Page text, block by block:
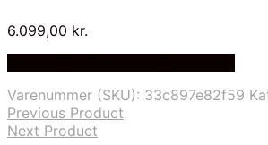
6.099,00 kr.
Varenummer (SKU): 33c897e82f59
Previous Product
Next Product